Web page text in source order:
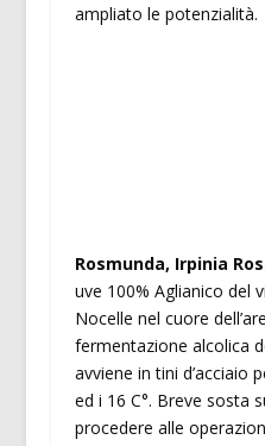
ampliato le potenzialità.
Rosmunda, Irpinia
uve 100% Aglianico del
Nocelle nel cuore
fermentazione alcolica
avviene in tini d’acciaio
ed i 16 C°. Breve sosta
procedere alle